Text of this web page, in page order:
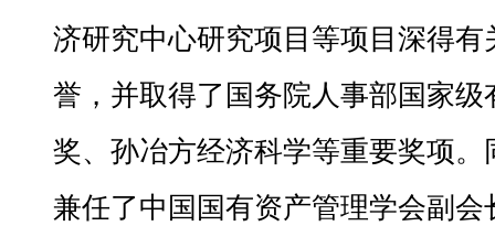
济研究中心研究项目等项目深得有
誉，并取得了国务院人事部国家
奖、孙冶方经济科学等重要奖项
兼任了中国国有资产管理学会副